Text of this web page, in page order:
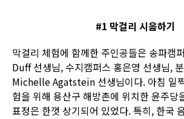
#1 막걸리 시음하기
막걸리 체험에 함께한 주인공들은 송파캠
Duff 선생님, 수지캠퍼스 홍은영 선생님,
Michelle Agatstein 선생님이다. 아침 일
험을 위해 용산구 해방촌에 위치한 윤주당
표정은 한껏 상기되어 있었다. 특히, 한국